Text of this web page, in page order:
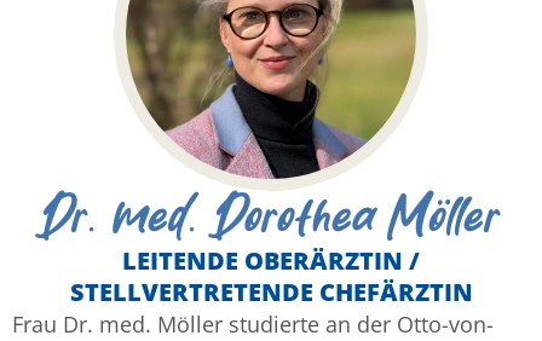
Dr. med. Dorothea Möller
LEITENDE OBERÄRZTIN /
STELLVERTRETENDE CHEFÄRZTIN
Frau Dr. med. Möller studierte an der Otto-von-